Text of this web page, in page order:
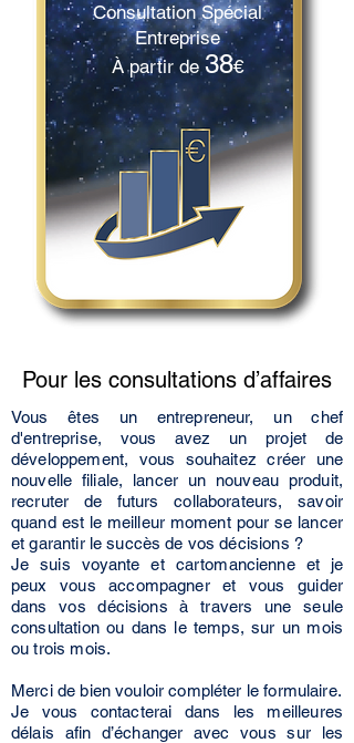
Consultation Spécial
Entreprise
À partir de38€
Pour les consultations d’affaires
Vous êtes un entrepreneur, un chef
d'entreprise, vous avez un projet de
développement, vous souhaitez créer une
nouvelle filiale, lancer un nouveau produit,
recruter de futurs collaborateurs, savoir
quand est le meilleur moment pour se lancer
et garantir le succès de vos décisions ?
Je suis voyante et cartomancienne et je
peux vous accompagner et vous guider
dans vos décisions à travers une seule
consultation ou dans le temps, sur un mois
ou trois mois.
Merci de bien vouloir compléter le formulaire.
Je vous contacterai dans les meilleures
délais afin d’échanger avec vous sur les